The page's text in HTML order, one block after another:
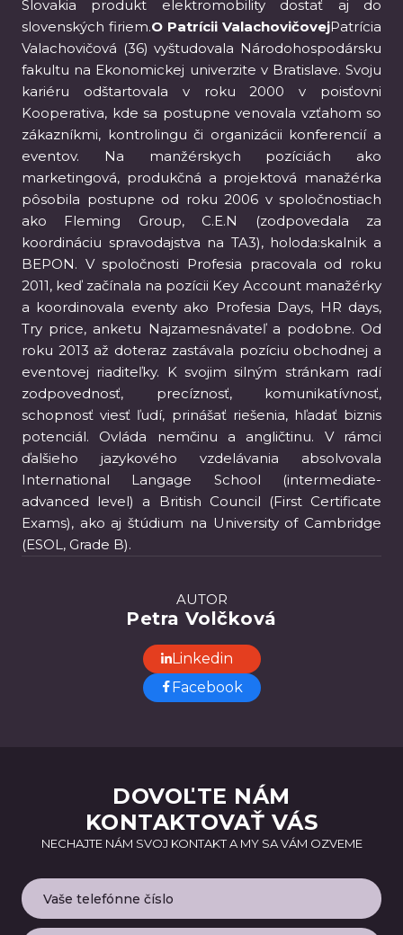
AUTOR
Petra Volčková
Linkedin
Facebook
Slovakia produkt elektromobility dostať aj do
slovenských firiem.O Patrícii ValachovičovejPatrícia
Valachovičová (36) vyštudovala Národohospodársku
fakultu na Ekonomickej univerzite v Bratislave. Svoju
kariéru odštartovala v roku 2000 v poisťovni
Kooperativa, kde sa postupne venovala vzťahom so
zákazníkmi, kontrolingu či organizácii konferencií a
eventov. Na manžérskych pozíciách ako
marketingová, produkčná a projektová manažérka
pôsobila postupne od roku 2006 v spoločnostiach
ako Fleming Group, C.E.N (zodpovedala za
koordináciu spravodajstva na TA3), holoda:skalnik a
BEPON. V spoločnosti Profesia pracovala od roku
2011, keď začínala na pozícii Key Account manažérky
a koordinovala eventy ako Profesia Days, HR days,
Try price, anketu Najzamesnávateľ a podobne. Od
roku 2013 až doteraz zastávala pozíciu obchodnej a
eventovej riaditeľky. K svojim silným stránkam radí
zodpovednosť, precíznosť, komunikatívnosť,
schopnosť viesť ľudí, prinášať riešenia, hľadať biznis
potenciál. Ovláda nemčinu a angličtinu. V rámci
ďalšieho jazykového vzdelávania absolvovala
International Langage School (intermediate-
advanced level) a British Council (First Certificate
Exams), ako aj štúdium na University of Cambridge
(ESOL, Grade B).
DOVOĽTE NÁM
KONTAKTOVAŤ VÁS
NECHAJTE NÁM SVOJ KONTAKT A MY SA VÁM OZVEME